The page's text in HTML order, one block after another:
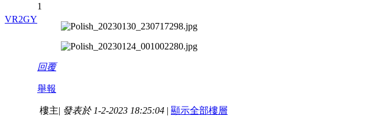
VR2GY
1
回覆
舉報
樓主| 發表於 1-2-2023 18:25:04 | 顯示全部樓層